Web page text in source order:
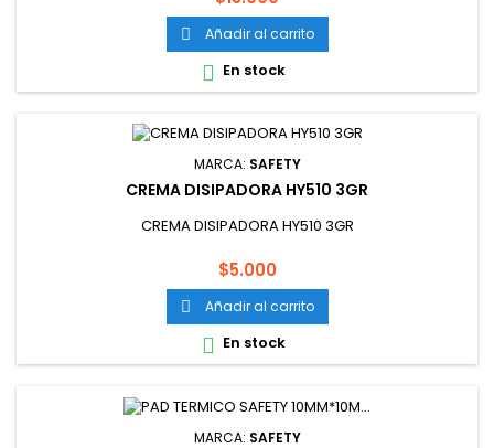
 Añadir al carrito
 En stock
MARCA: SAFETY
CREMA DISIPADORA HY510 3GR
CREMA DISIPADORA HY510 3GR
Precio
$5.000
 Añadir al carrito
 En stock
MARCA: SAFETY